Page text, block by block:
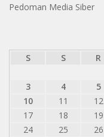
Pedoman Media Siber
S
S R
3
4 5
10
11 12
17
18 19
24
25 26